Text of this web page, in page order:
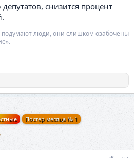
снизится процент
подумают люди, они слишком озабочены
Постер месяца № 1